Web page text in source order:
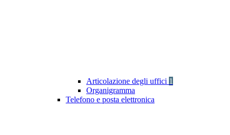
Articolazione degli uffici 1
Organigramma
Telefono e posta elettronica